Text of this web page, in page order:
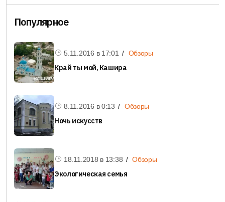
Популярное
5.11.2016 в 17:01 Обзоры
Край ты мой, Кашира
8.11.2016 в0:13 Обзоры
Ночь искусств
18.11.2018 в 13:38 Обзоры
Экологическая семья